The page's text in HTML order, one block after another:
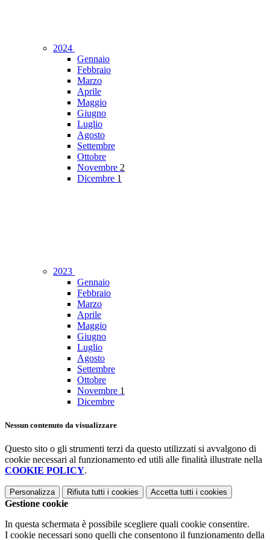
2024
Gennaio
Febbraio
Marzo
Aprile
Maggio
Giugno
Luglio
Agosto
Settembre
Ottobre
Novembre 2
Dicembre 1
2023
Gennaio
Febbraio
Marzo
Aprile
Maggio
Giugno
Luglio
Agosto
Settembre
Ottobre
Novembre 1
Dicembre
Nessun contenuto da visualizzare
Questo sito o gli strumenti terzi da questo utilizzati si avvalgono di
cookie necessari al funzionamento ed utili alle finalità illustrate nella
COOKIE POLICY.
Personalizza Rifiuta tutti i cookies Accetta tutti i cookies
Gestione cookie
In questa schermata è possibile scegliere quali cookie consentire.
I cookie necessari sono quelli che consentono il funzionamento della